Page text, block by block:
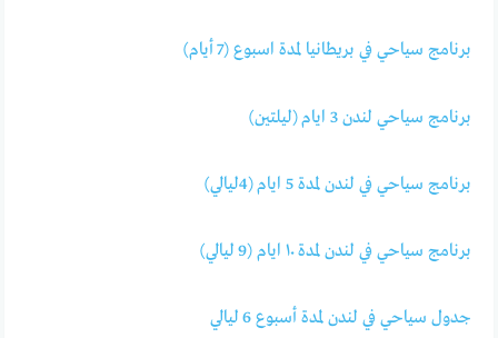
برنامج سياحي في بريطانيا لمدة اسبوع (7 أيام)
برنامج سياحي لندن 3 ايام (ليلتين)
برنامج سياحي في لندن لمدة 5 ايام (4ليالي)
برنامج سياحي في لندن لمدة ١٠ ايام (9 ليالي)
جدول سياحي في لندن لمدة أسبوع 6 ليالي